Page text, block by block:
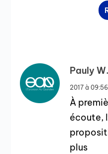
Pauly W.
2017 à 09:56
À
écoute,
plus